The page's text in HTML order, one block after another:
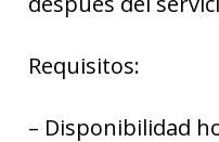
Requisitos:
– Disponibilidad